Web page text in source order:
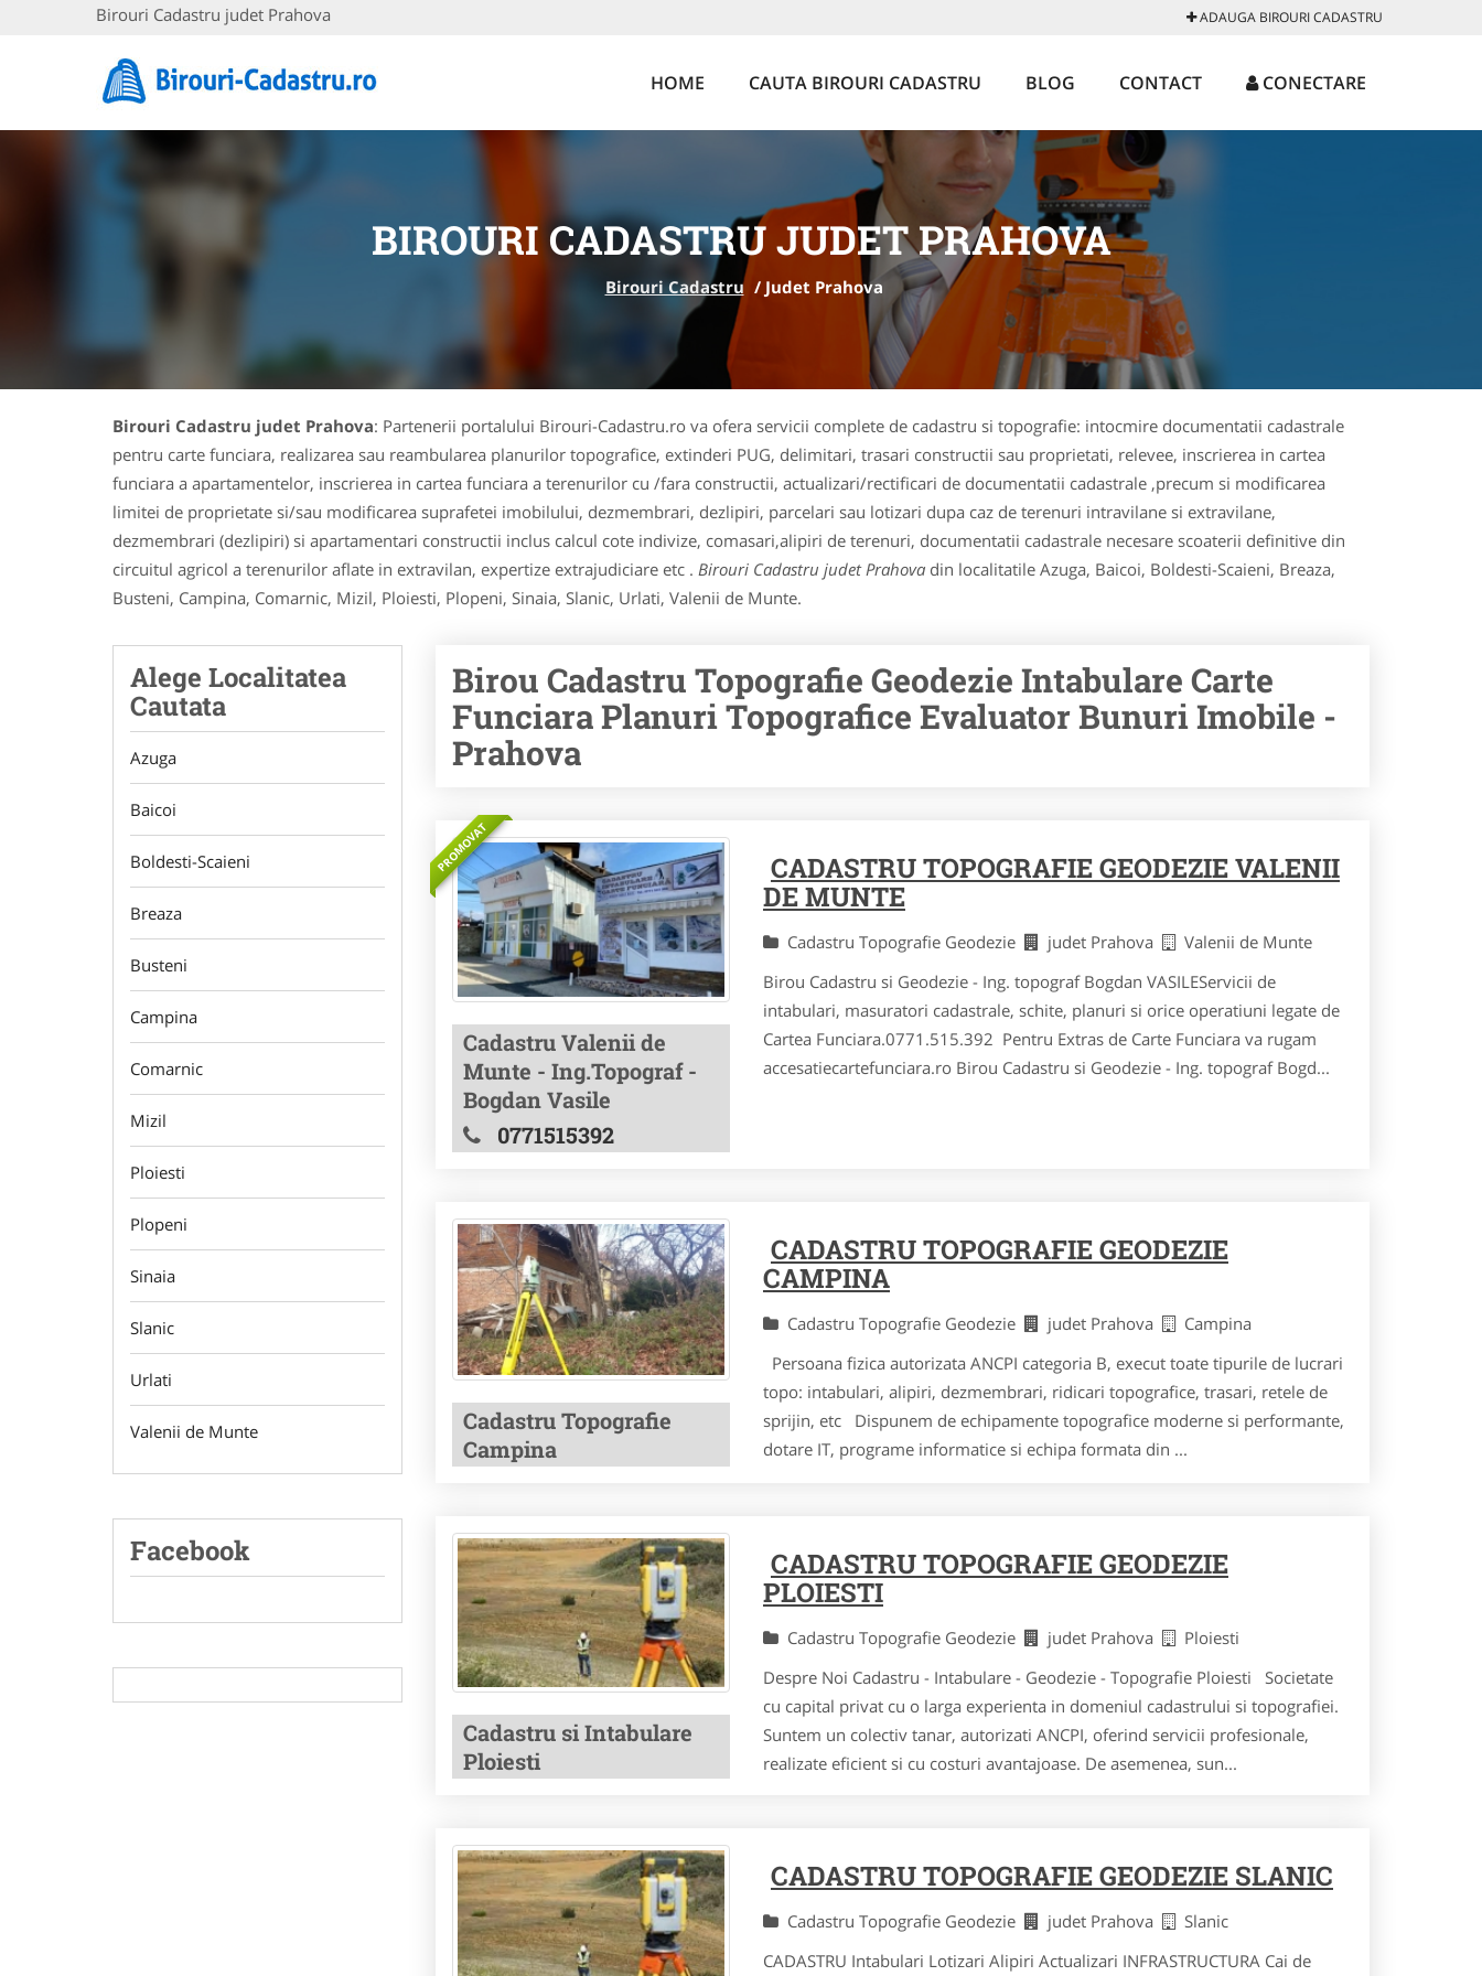
Birouri Cadastru judet Prahova ADAUGA BIROURI CADASTRU
HOME CAUTA BIROURI CADASTRU BLOG CONTACT CONECTARE
BIROURI CADASTRU JUDET PRAHOVA
Birouri Cadastru / Judet Prahova
Birouri Cadastru judet Prahova: Partenerii portalului Birouri-Cadastru.ro va ofera servicii complete de cadastru si topografie: intocmire documentatii cadastrale
pentru carte funciara, realizarea sau reambularea planurilor topografice, extinderi PUG, delimitari, trasari constructii sau proprietati, relevee, inscrierea in cartea
funciara a apartamentelor, inscrierea in cartea funciara a terenurilor cu /fara constructii, actualizari/rectificari de documentatii cadastrale ,precum si modificarea
limitei de proprietate si/sau modificarea suprafetei imobilului, dezmembrari, dezlipiri, parcelari sau lotizari dupa caz de terenuri intravilane si extravilane,
dezmembrari (dezlipiri) si apartamentari constructii inclus calcul cote indivize, comasari,alipiri de terenuri, documentatii cadastrale necesare scoaterii definitive din
circuitul agricol a terenurilor aflate in extravilan, expertize extrajudiciare etc . Birouri Cadastru judet Prahova din localitatile Azuga, Baicoi, Boldesti-Scaieni, Breaza,
Busteni, Campina, Comarnic, Mizil, Ploiesti, Plopeni, Sinaia, Slanic, Urlati, Valenii de Munte.
Alege Localitatea
Cautata
Azuga
Baicoi
Boldesti-Scaieni
Breaza
Busteni
Campina
Comarnic
Mizil
Ploiesti
Plopeni
Sinaia
Slanic
Urlati
Valenii de Munte
Facebook
Birou Cadastru Topografie Geodezie Intabulare Carte
Funciara Planuri Topografice Evaluator Bunuri Imobile -
Prahova
PROMOVAT
Cadastru Valenii de
Munte - Ing.Topograf -
Bogdan Vasile
0771515392
CADASTRU TOPOGRAFIE GEODEZIE VALENII
DE MUNTE
Cadastru Topografie Geodezie judet Prahova
Valenii de Munte
Birou Cadastru si Geodezie - Ing. topograf Bogdan VASILEServicii de
intabulari, masuratori cadastrale, schite, planuri si orice operatiuni legate de
Cartea Funciara.0771.515.392 Pentru Extras de Carte Funciara va rugam
accesatiecartefunciara.ro Birou Cadastru si Geodezie - Ing. topograf Bogd...
Cadastru Topografie
Campina
CADASTRU TOPOGRAFIE GEODEZIE
CAMPINA
Cadastru Topografie Geodezie judet Prahova
Campina
Persoana fizica autorizata ANCPI categoria B, execut toate tipurile de lucrari
topo: intabulari, alipiri, dezmembrari, ridicari topografice, trasari, retele de
sprijin, etc Dispunem de echipamente topografice moderne si performante,
dotare IT, programe informatice si echipa formata din ...
Cadastru si Intabulare
Ploiesti
CADASTRU TOPOGRAFIE GEODEZIE
PLOIESTI
Cadastru Topografie Geodezie judet Prahova
Ploiesti
Despre Noi Cadastru - Intabulare - Geodezie - Topografie Ploiesti Societate
cu capital privat cu o larga experienta in domeniul cadastrului si topografiei.
Suntem un colectiv tanar, autorizati ANCPI, oferind servicii profesionale,
realizate eficient si cu costuri avantajoase. De asemenea, sun...
CADASTRU TOPOGRAFIE GEODEZIE SLANIC
Cadastru Topografie Geodezie judet Prahova
Slanic
CADASTRU Intabulari Lotizari Alipiri Actualizari INFRASTRUCTURA Cai de